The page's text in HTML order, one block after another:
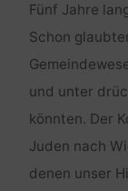
Fünf Jahre
Schon
und unter
könnten. Der
Juden nach
denen unser